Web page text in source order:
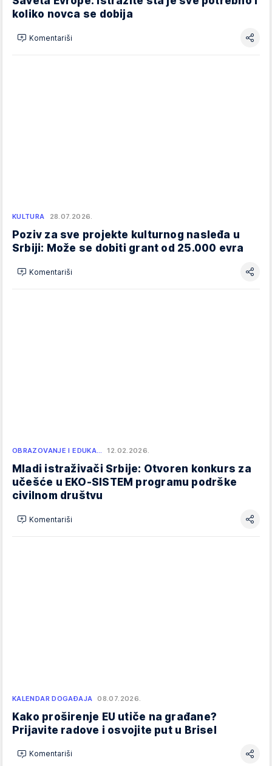
koliko novca se dobija
Komentariši
KULTURA 28.07.2026.
Poziv za sve projekte kulturnog nasleđa u
Srbiji: Može se dobiti grant od 25.000 evra
Komentariši
OBRAZOVANJE I EDUKA… 12.02.2026.
Mladi istraživači Srbije: Otvoren konkurs za
učešće u EKO-SISTEM programu podrške
civilnom društvu
Komentariši
KALENDAR DOGAĐAJA 08.07.2026.
Kako proširenje EU utiče na građane?
Prijavite radove i osvojite put u Brisel
Komentariši